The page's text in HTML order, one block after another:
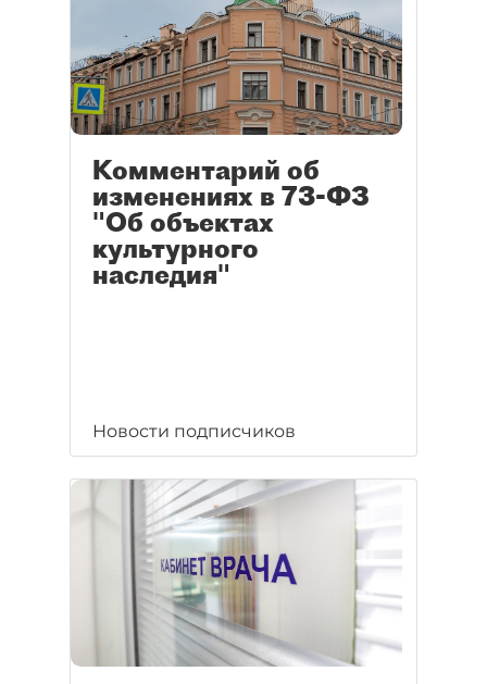
Комментарий об
изменениях в 73-ФЗ
"Об объектах
культурного
наследия"
Новости подписчиков